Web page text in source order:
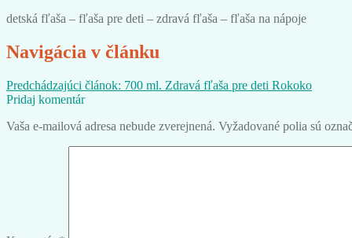
detská fľaša – fľaša pre deti – zdravá fľaša – fľaša na nápoje
Navigácia v článku
Predchádzajúci článok: 700 ml. Zdravá fľaša pre deti Rokoko
Pridaj komentár
Vaša e-mailová adresa nebude zverejnená. Vyžadované polia sú